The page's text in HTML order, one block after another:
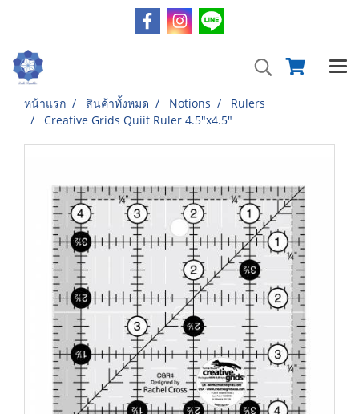
หน้าแรก สินค้าทั้งหมด Notions
Rulers
Creative Grids Quiit Ruler 4.5"x4.5"